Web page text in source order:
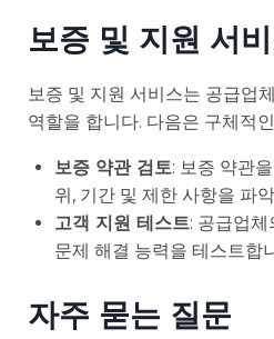
보증 및 지원 서
보증 및 지원 서비스는 공급업
역할을 합니다. 다음은 구체적
보증 약관 검토: 보증 약관
위, 기간 및 제한 사항을 파
고객 지원 테스트: 공급업
문제 해결 능력을 테스트합
자주 묻는 질문